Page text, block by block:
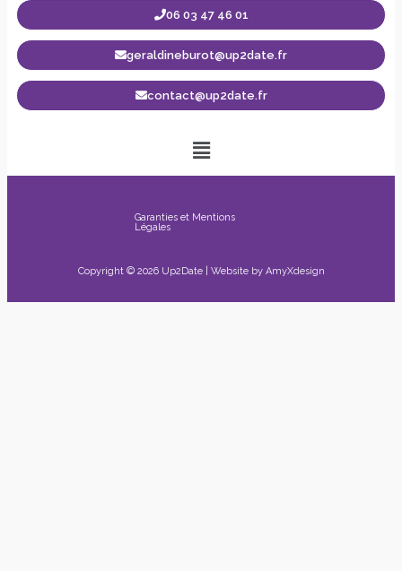
06 03 47 46 01
geraldineburot@up2date.fr
contact@up2date.fr
Garanties et Mentions
Légales
Copyright © 2026 Up2Date | Website by AmyXdesign